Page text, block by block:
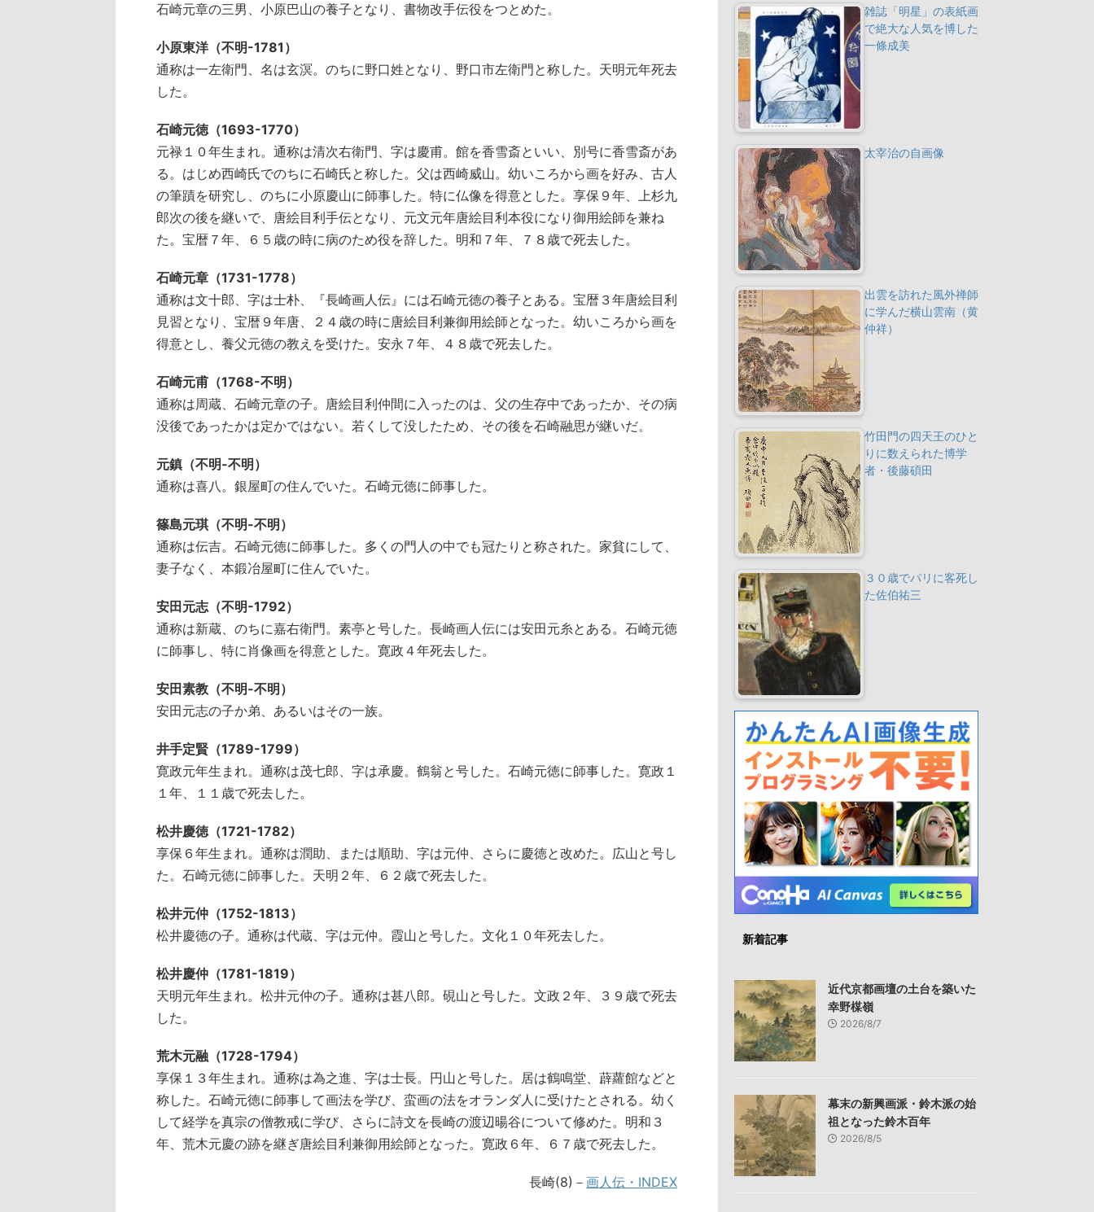
石崎元章の三男、小原巴山の養子となり、書物改手伝役をつとめた。
小原東洋（不明-1781）
通称は一左衛門、名は玄溟。のちに野口姓となり、野口市左衛門と称した。天明元年死去
した。
石崎元徳（1693-1770）
元禄１０年生まれ。通称は清次右衛門、字は慶甫。館を香雪斎といい、別号に香雪斎があ
る。はじめ西崎氏でのちに石崎氏と称した。父は西崎威山。幼いころから画を好み、古人
の筆蹟を研究し、のちに小原慶山に師事した。特に仏像を得意とした。享保９年、上杉九
郎次の後を継いで、唐絵目利手伝となり、元文元年唐絵目利本役になり御用絵師を兼ね
た。宝暦７年、６５歳の時に病のため役を辞した。明和７年、７８歳で死去した。
石崎元章（1731-1778）
通称は文十郎、字は士朴、『長崎画人伝』には石崎元徳の養子とある。宝暦３年唐絵目利
見習となり、宝暦９年唐、２４歳の時に唐絵目利兼御用絵師となった。幼いころから画を
得意とし、養父元徳の教えを受けた。安永７年、４８歳で死去した。
石崎元甫（1768-不明）
通称は周蔵、石崎元章の子。唐絵目利仲間に入ったのは、父の生存中であったか、その病
没後であったかは定かではない。若くして没したため、その後を石崎融思が継いだ。
元鎮（不明-不明）
通称は喜八。銀屋町の住んでいた。石崎元徳に師事した。
篠島元琪（不明-不明）
通称は伝吉。石崎元徳に師事した。多くの門人の中でも冠たりと称された。家貧にして、
妻子なく、本鍛冶屋町に住んでいた。
安田元志（不明-1792）
通称は新蔵、のちに嘉右衛門。素亭と号した。長崎画人伝には安田元糸とある。石崎元徳
に師事し、特に肖像画を得意とした。寛政４年死去した。
安田素教（不明-不明）
安田元志の子か弟、あるいはその一族。
井手定賢（1789-1799）
寛政元年生まれ。通称は茂七郎、字は承慶。鶴翁と号した。石崎元徳に師事した。寛政１
１年、１１歳で死去した。
松井慶徳（1721-1782）
享保６年生まれ。通称は潤助、または順助、字は元仲、さらに慶徳と改めた。広山と号し
た。石崎元徳に師事した。天明２年、６２歳で死去した。
松井元仲（1752-1813）
松井慶徳の子。通称は代蔵、字は元仲。霞山と号した。文化１０年死去した。
松井慶仲（1781-1819）
天明元年生まれ。松井元仲の子。通称は甚八郎。硯山と号した。文政２年、３９歳で死去
した。
荒木元融（1728-1794）
享保１３年生まれ。通称は為之進、字は士長。円山と号した。居は鶴鳴堂、薜蘿館などと
称した。石崎元徳に師事して画法を学び、蛮画の法をオランダ人に受けたとされる。幼く
して経学を真宗の僧教戒に学び、さらに詩文を長崎の渡辺暘谷について修めた。明和３
年、荒木元慶の跡を継ぎ唐絵目利兼御用絵師となった。寛政６年、６７歳で死去した。
長崎(8)－ 画人伝・INDEX
雑誌「明星」の表紙画
で絶大な人気を博した
一條成美
太宰治の自画像
出雲を訪れた風外禅師
に学んだ横山雲南（黄
仲祥）
竹田門の四天王のひと
りに数えられた博学
者・後藤碩田
３０歳でパリに客死し
た佐伯祐三
新着記事
近代京都画壇の土台を築いた
幸野楳嶺
2026/8/7
幕末の新興画派・鈴木派の始
祖となった鈴木百年
2026/8/5